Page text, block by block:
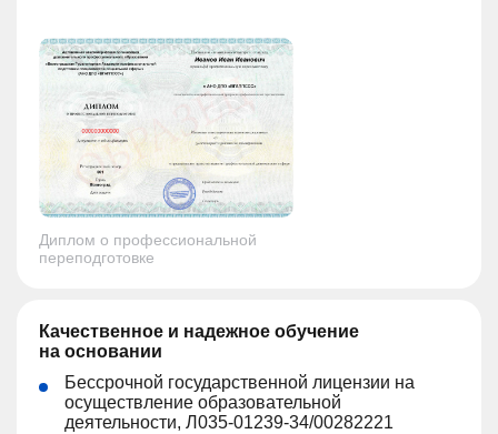
Диплом о профессиональной
переподготовке
Качественное и надежное обучение
на основании
Бессрочной государственной лицензии на
осуществление образовательной
деятельности, Л035-01239-34/00282221